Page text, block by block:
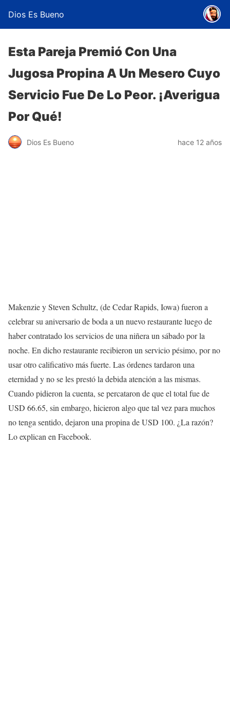
Dios Es Bueno
Esta Pareja Premió Con Una
Jugosa Propina A Un Mesero Cuyo
Servicio Fue De Lo Peor. ¡Averigua
Por Qué!
Dios Es Bueno hace 12 años
Makenzie y Steven Schultz, (de Cedar Rapids, Iowa) fueron a
celebrar su aniversario de boda a un nuevo restaurante luego de
haber contratado los servicios de una niñera un sábado por la
noche. En dicho restaurante recibieron un servicio pésimo, por no
usar otro calificativo más fuerte. Las órdenes tardaron una
eternidad y no se les prestó la debida atención a las mismas.
Cuando pidieron la cuenta, se percataron de que el total fue de
USD 66.65, sin embargo, hicieron algo que tal vez para muchos
no tenga sentido, dejaron una propina de USD 100. ¿La razón?
Lo explican en Facebook.